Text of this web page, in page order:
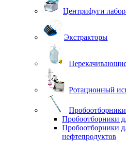
Центрифуги
Экстракторы
Ротационный
Пробоотборники
Пробоотборники
Пробоотборники
нефтепродуктов